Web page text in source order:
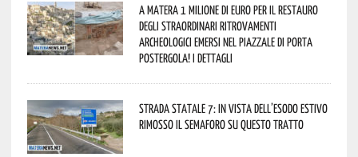
A Matera 1 milione di euro per il restauro
degli straordinari ritrovamenti
archeologici emersi nel piazzale di Porta
Postergola! I dettagli
Strada statale 7: in vista dell’esodo estivo
rimosso il semaforo su questo tratto